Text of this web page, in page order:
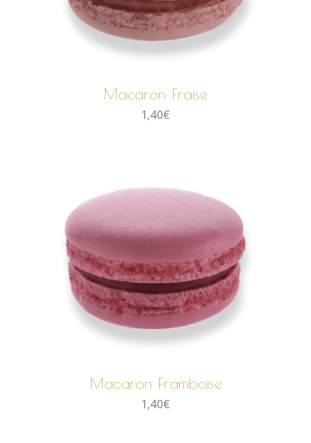
AJOUTER AU PANIER
Macaron Fraise
1,40€
AJOUTER AU PANIER
Macaron Framboise
1,40€